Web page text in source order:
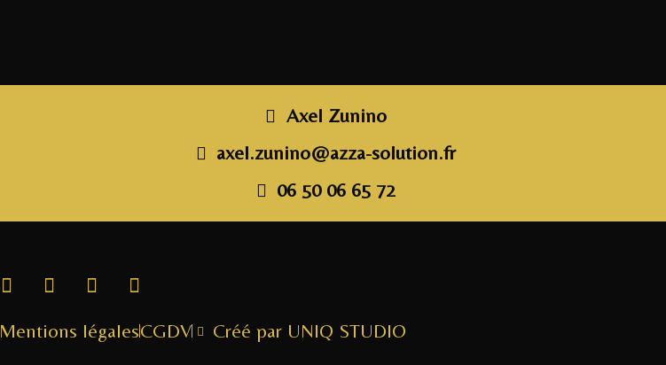
o
o
k
n e
Axel Zunino
axel.zunino@azza-solution.fr
06 50 06 65 72
Mentions légalesCGDV Créé par UNIQ STUDIO